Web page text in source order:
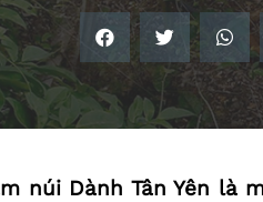
núi Dành Tân Yên là